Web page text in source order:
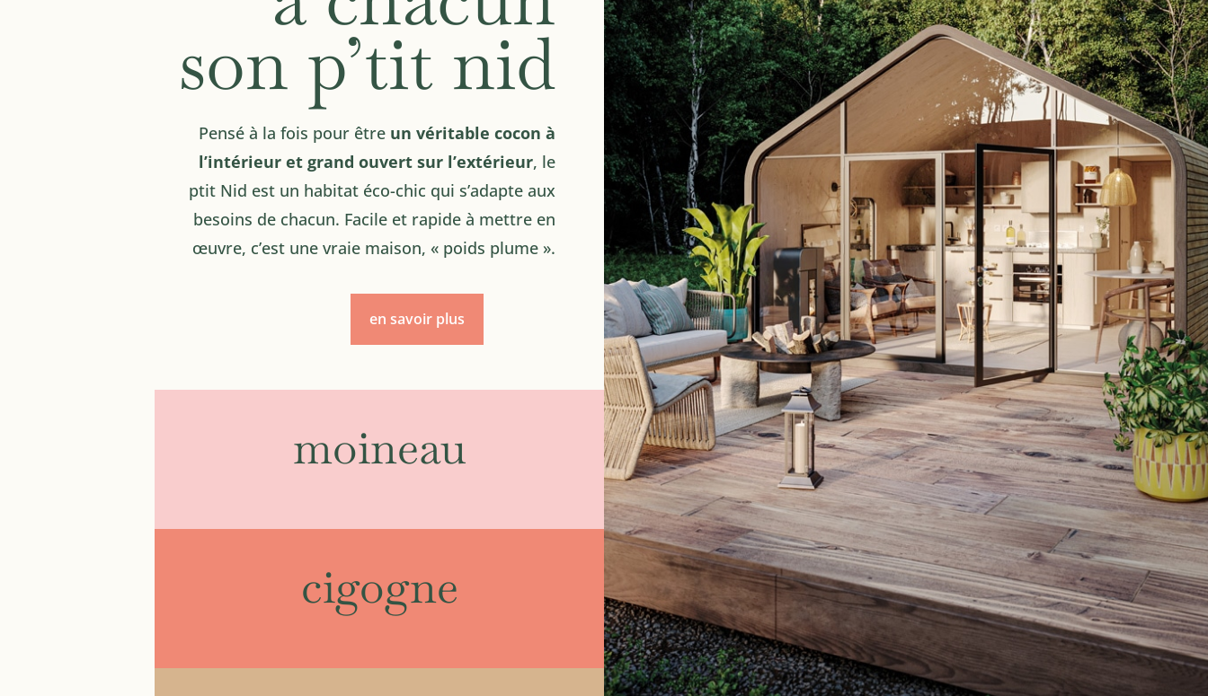
son p’tit nid
Pensé à la fois pour être un véritable cocon à
l’intérieur et grand ouvert sur l’extérieur, le
ptit Nid est un habitat éco-chic qui s’adapte aux
besoins de chacun. Facile et rapide à mettre en
œuvre, c’est une vraie maison, « poids plume ».
en savoir plus
moineau
cigogne